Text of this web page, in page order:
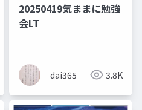
20250419気ままに勉強
会LT
dai365 3.8K